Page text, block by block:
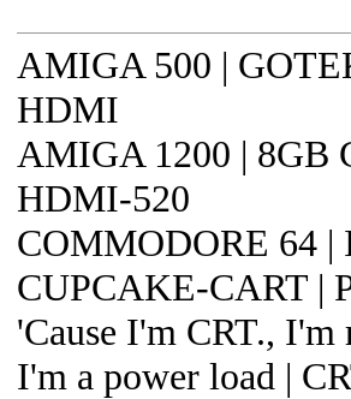
AMIGA 500 |
HDMI
AMIGA 1200 | 8GB
HDMI-520
COMMODORE 64 |
CUPCAKE-CART |
'Cause I'm CRT.,
I'm a power load |